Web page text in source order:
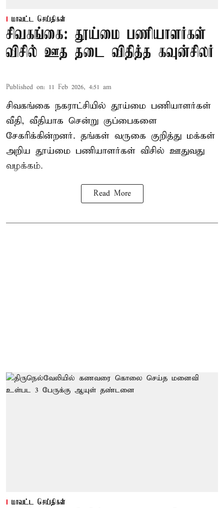
மாவட்ட செய்திகள்
சிவகங்கை: தூய்மை பணியாளர்கள்
விசில் ஊத தடை விதித்த கவுன்சிலர்
Published on: 11 Feb 2026, 4:51 am
சிவகங்கை நகராட்சியில் தூய்மை பணியாளர்கள்
வீதி, வீதியாக சென்று குப்பைகளை
சேகரிக்கின்றனர். தங்கள் வருகை குறித்து மக்கள்
அறிய தூய்மை பணியாளர்கள் விசில் ஊதுவது
வழக்கம்.
Read More
மாவட்ட செய்திகள்